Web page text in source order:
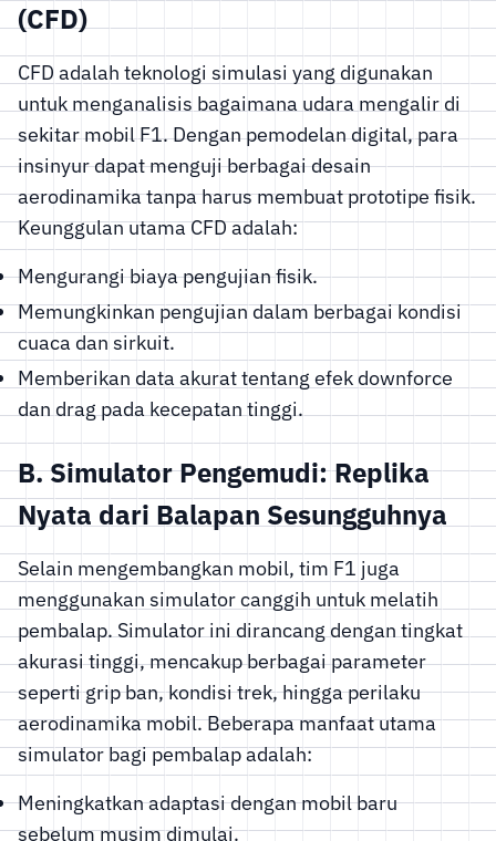
(CFD)
CFD adalah teknologi simulasi yang digunakan
untuk menganalisis bagaimana udara mengalir di
sekitar mobil F1. Dengan pemodelan digital, para
insinyur dapat menguji berbagai desain
aerodinamika tanpa harus membuat prototipe fisik.
Keunggulan utama CFD adalah:
Mengurangi biaya pengujian fisik.
Memungkinkan pengujian dalam berbagai kondisi
cuaca dan sirkuit.
Memberikan data akurat tentang efek downforce
dan drag pada kecepatan tinggi.
B. Simulator Pengemudi: Replika
Nyata dari Balapan Sesungguhnya
Selain mengembangkan mobil, tim F1 juga
menggunakan simulator canggih untuk melatih
pembalap. Simulator ini dirancang dengan tingkat
akurasi tinggi, mencakup berbagai parameter
seperti grip ban, kondisi trek, hingga perilaku
aerodinamika mobil. Beberapa manfaat utama
simulator bagi pembalap adalah:
Meningkatkan adaptasi dengan mobil baru
sebelum musim dimulai.